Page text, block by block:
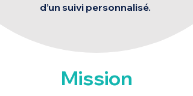
d’un suivi personnalisé.
Mission